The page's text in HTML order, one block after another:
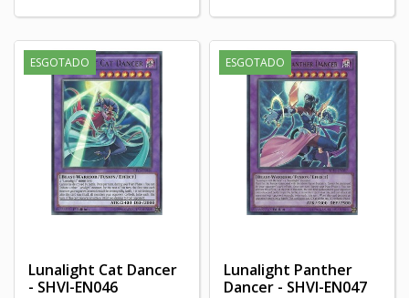
ESGOTADO
Lunalight Cat Dancer
- SHVI-EN046
ESGOTADO
Lunalight Panther
Dancer - SHVI-EN047